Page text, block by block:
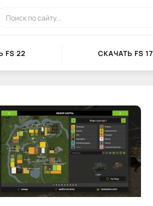
FS 22 СКАЧАТЬ FS 17